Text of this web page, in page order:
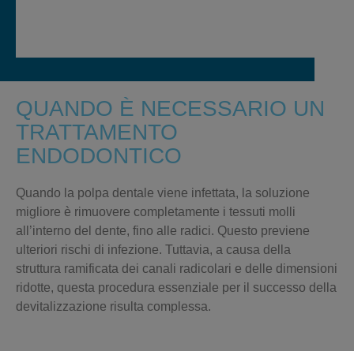
QUANDO È NECESSARIO UN
TRATTAMENTO
ENDODONTICO
Quando la polpa dentale viene infettata, la soluzione
migliore è rimuovere completamente i tessuti molli
all’interno del dente, fino alle radici. Questo previene
ulteriori rischi di infezione. Tuttavia, a causa della
struttura ramificata dei canali radicolari e delle dimensioni
ridotte, questa procedura essenziale per il successo della
devitalizzazione risulta complessa.